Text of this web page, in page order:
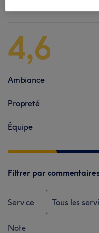
4,6
Ambiance
Propreté
Équipe
Filtrer par commentaires
Service Tous les
Note